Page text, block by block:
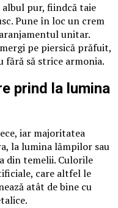
pur, fiindcă taie
Pune în loc un crem
unitar.
pe piersică prăfuit,
fără să strice armonia.
prind la lumina
iar majoritatea
la lumina lămpilor sau
din temelii. Culorile
care altfel le
atât de bine cu